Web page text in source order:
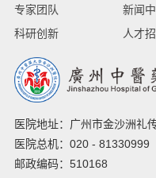
专家团队
新闻
科研创新
人才
医院地址：广州市金沙洲礼
医院总机：020 - 81330999
邮政编码：510168